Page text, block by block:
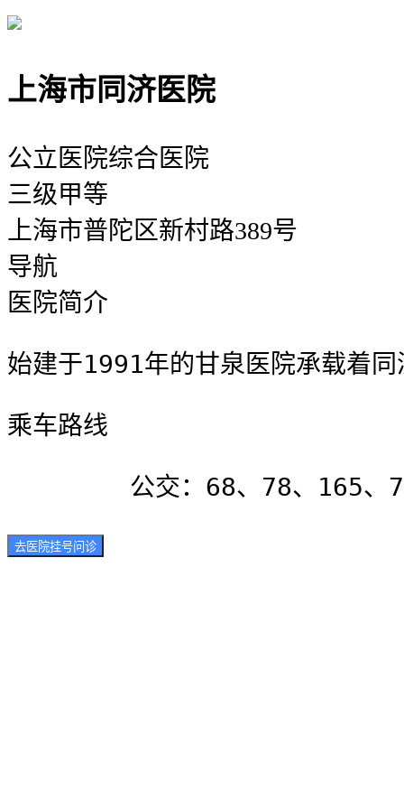
上海市同济医院
公立医院综合医院
三级甲等
上海市普陀区新村路389号
导航
医院简介
始建于1991年的甘泉医院承载着
乘车路线
公交：68、78、165
去医院挂号问诊